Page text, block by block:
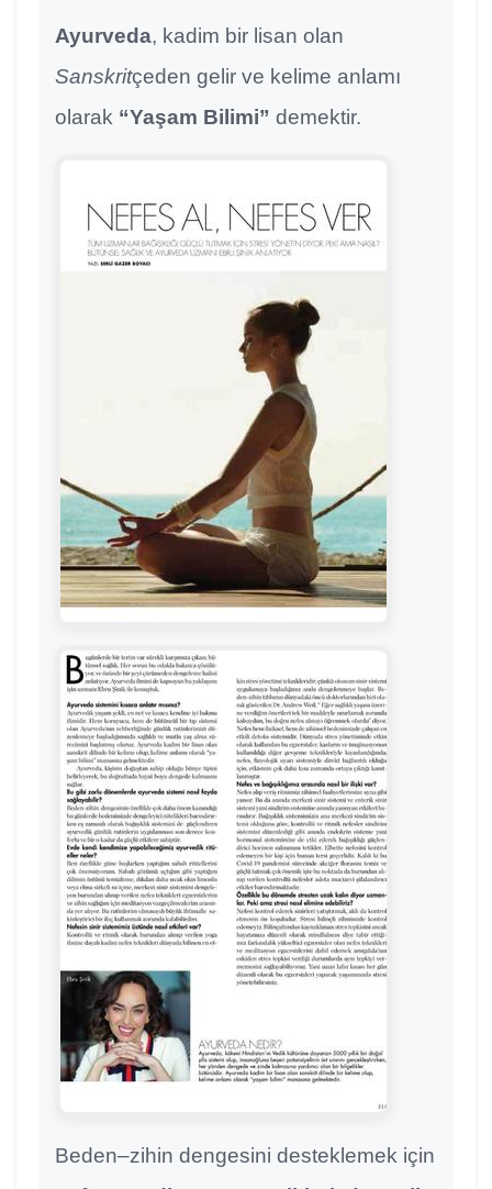
Ayurveda, kadim bir lisan olan
Sanskritçeden gelir ve kelime anlamı
olarak “Yaşam Bilimi” demektir.
Beden–zihin dengesini desteklemek için